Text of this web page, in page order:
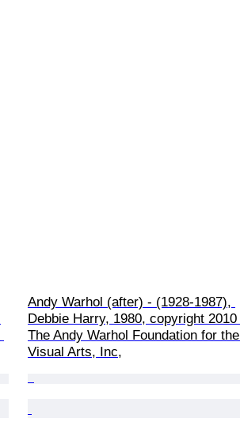
Andy Warhol (after) - (1928-1987),
Debbie Harry, 1980, copyright 2010
The Andy Warhol Foundation for the
Visual Arts, Inc,